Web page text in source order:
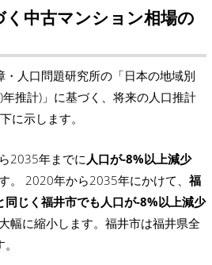
く中古マンション相場の
人口問題研究所の「日本の地域別
推計)」に基づく、将来の人口推計
に示します。
2035年までに 人口が-8%以上減少
。 2020年から2035年にかけて、 福
じく福井市でも人口が-8%以上減少
幅に縮小します。福井市は福井県全